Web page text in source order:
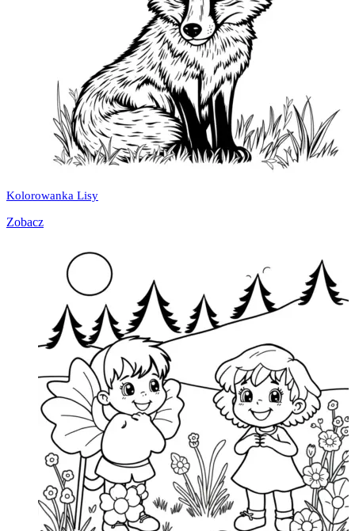
Kolorowanka Lisy
Zobacz